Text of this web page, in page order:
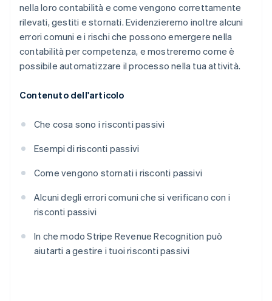
nella loro contabilità e come vengono correttamente
rilevati, gestiti e stornati. Evidenzieremo inoltre alcuni
errori comuni e i rischi che possono emergere nella
contabilità per competenza, e mostreremo come è
possibile automatizzare il processo nella tua attività.
Contenuto dell'articolo
Che cosa sono i risconti passivi
Esempi di risconti passivi
Come vengono stornati i risconti passivi
Alcuni degli errori comuni che si verificano con i
risconti passivi
In che modo Stripe Revenue Recognition può
aiutarti a gestire i tuoi risconti passivi